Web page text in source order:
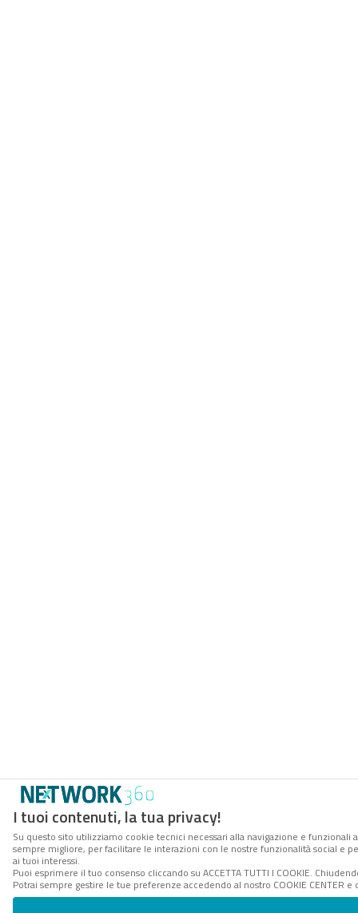
I tuoi contenuti, la tua privacy!
Su questo sito utilizziamo cookie tecnici necessari alla navigazione e
sempre migliore, per facilitare le interazioni con le nostre funzionalità social e
ai tuoi interessi.
Puoi esprimere il tuo consenso cliccando su ACCETTA TUTTI I COOKIE.
Potrai sempre gestire le tue preferenze accedendo al nostro COOKIE